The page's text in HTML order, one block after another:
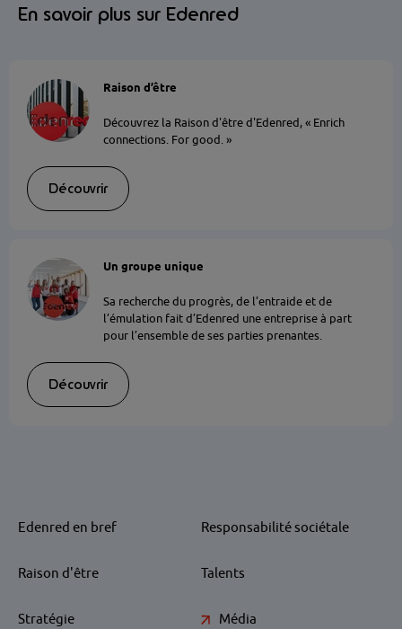
En savoir plus sur Edenred
Raison d’être
Découvrez la Raison d'être d'Edenred, « Enrich
connections. For good. »
Découvrir
Un groupe unique
Sa recherche du progrès, de l’entraide et de
l’émulation fait d’Edenred une entreprise à part
pour l’ensemble de ses parties prenantes.
Découvrir
Edenred en bref Responsabilité sociétale
Raison d'être Talents
Stratégie Média